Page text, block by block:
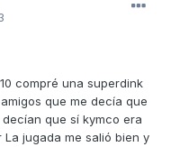
compré una superdink
que me decía que
que sí kymco era
jugada me salió bien y